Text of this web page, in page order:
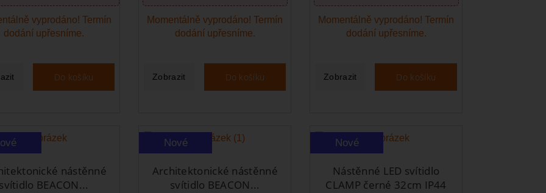
vyprodáno! Termín
dodání upřesníme.
Do košíku
Momentálně vyprodáno! Termín
dodání upřesníme.
Zobrazit Do košíku
Momentálně vyprodáno! Termín
dodání upřesníme.
Zobrazit Do košíku
nástěnné
svítidlo BEACON...
Nové
Architektonické nástěnné
svítidlo BEACON...
Nové
Nástěnné LED svítidlo
CLAMP černé 32cm IP44